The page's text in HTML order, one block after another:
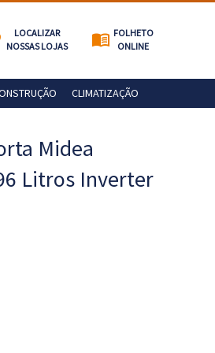
LOCALIZAR
NOSSAS LOJAS
menu_book FOLHETO
ONLINE
CLIMATIZAÇÃO
Midea
Litros Inverter